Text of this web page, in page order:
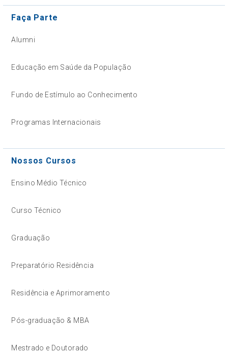
Faça Parte
Alumni
Educação em Saúde da População
Fundo de Estímulo ao Conhecimento
Programas Internacionais
Nossos Cursos
Ensino Médio Técnico
Curso Técnico
Graduação
Preparatório Residência
Residência e Aprimoramento
Pós-graduação & MBA
Mestrado e Doutorado